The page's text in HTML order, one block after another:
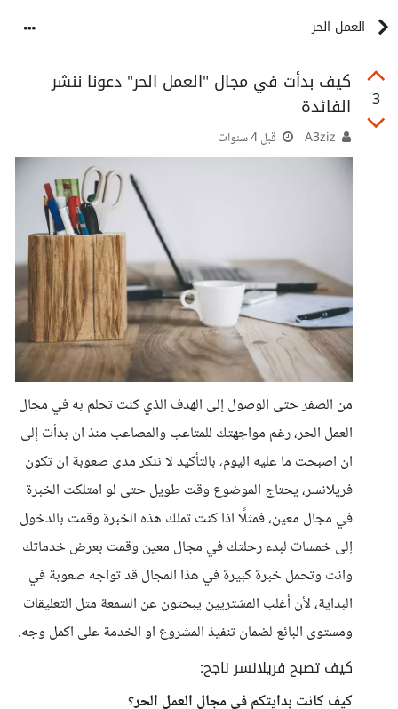
العمل الحر
3
كيف بدأت في مجال "العمل الحر" دعونا ننشر
الفائدة
قبل 4 سنوات
من الصفر حتى الوصول إلى الهدف الذي كنت تحلم به في مجال
العمل الحر، رغم مواجهتك للمتاعب والمصاعب منذ ان بدأت إلى
ان اصبحت ما عليه اليوم، بالتأكيد لا ننكر مدى صعوبة ان تكون
فريلانسر، يحتاج الموضوع وقت طويل حتى لو امتلكت الخبرة
في مجال معين، فمثلًا اذا كنت تملك هذه الخبرة وقمت بالدخول
إلى خمسات لبدء رحلتك في مجال معين وقمت بعرض خدماتك
وانت وتحمل خبرة كبيرة في هذا المجال قد تواجه صعوبة في
البداية، لأن أغلب المشتريين يبحثون عن السمعة مثل التعليقات
ومستوى البائع لضمان تنفيذ المشروع او الخدمة على اكمل وجه.
كيف تصبح فريلانسر ناجح:
كيف كانت بدايتكم في مجال العمل الحر؟